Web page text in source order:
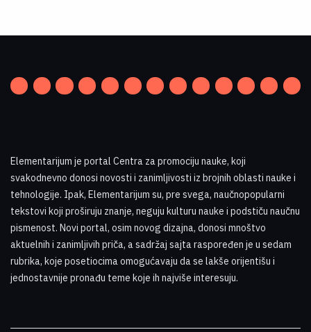
Elementarijum je portal Centra za promociju nauke, koji
svakodnevno donosi novosti i zanimljivosti iz brojnih oblasti nauke i
tehnologije. Ipak, Elementarijum su, pre svega, naučnopopularni
tekstovi koji proširuju znanje, neguju kulturu nauke i podstiču naučnu
pismenost. Novi portal, osim novog dizajna, donosi mnoštvo
aktuelnih i zanimljivih priča, a sadržaj sajta raspoređen je u sedam
rubrika, koje posetiocima omogućavaju da se lakše orijentišu i
jednostavnije pronađu teme koje ih najviše interesuju.